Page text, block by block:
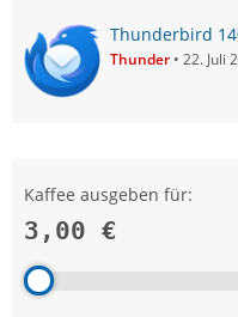
Thunderbird
Thunder 22. Juli
Kaffee ausgeben für:
3,00 €